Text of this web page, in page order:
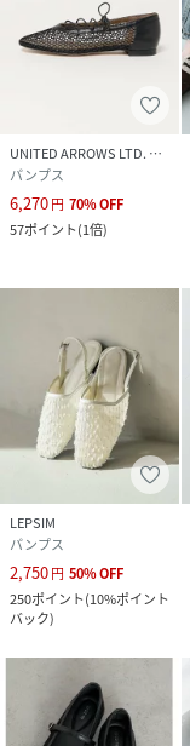
UNITED ARROWS LTD. OUTLET
パンプス
6,270円 70%OFF
57ポイント(1倍)
LEPSIM
パンプス
2,750円 50%OFF
250ポイント(10%ポイント
バック)